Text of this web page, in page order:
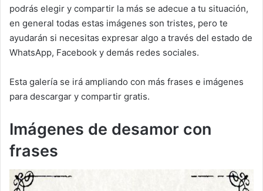
podrás elegir y compartir la más se adecue a tu situación,
en general todas estas imágenes son tristes, pero te
ayudarán si necesitas expresar algo a través del estado de
WhatsApp, Facebook y demás redes sociales.
Esta galería se irá ampliando con más frases e imágenes
para descargar y compartir gratis.
Imágenes de desamor con
frases